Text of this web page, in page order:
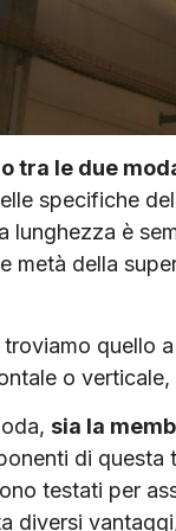
tra le due
specifiche
lunghezza è
metà della
quello
o
sia la
di questa
testati per
diversi